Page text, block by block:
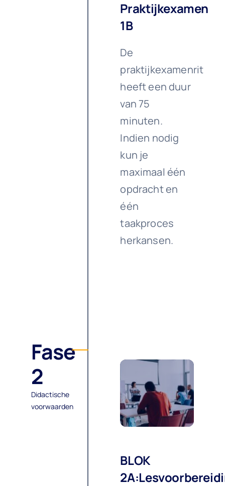
Praktijkexamen
1B
De
praktijkexamenrit
heeft een duur
van 75
minuten.
Indien nodig
kun je
maximaal één
opdracht en
één
taakproces
herkansen.
Fase
2
Didactische
voorwaarden
BLOK